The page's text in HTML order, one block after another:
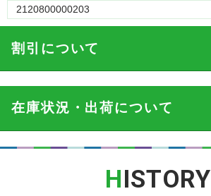
2120800000203
割引 について
在庫状況・出荷について
HISTORY